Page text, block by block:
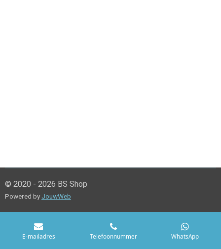
© 2020 - 2026 BS Shop
Powered by JouwWeb
E-mailadres Telefoonnummer WhatsApp